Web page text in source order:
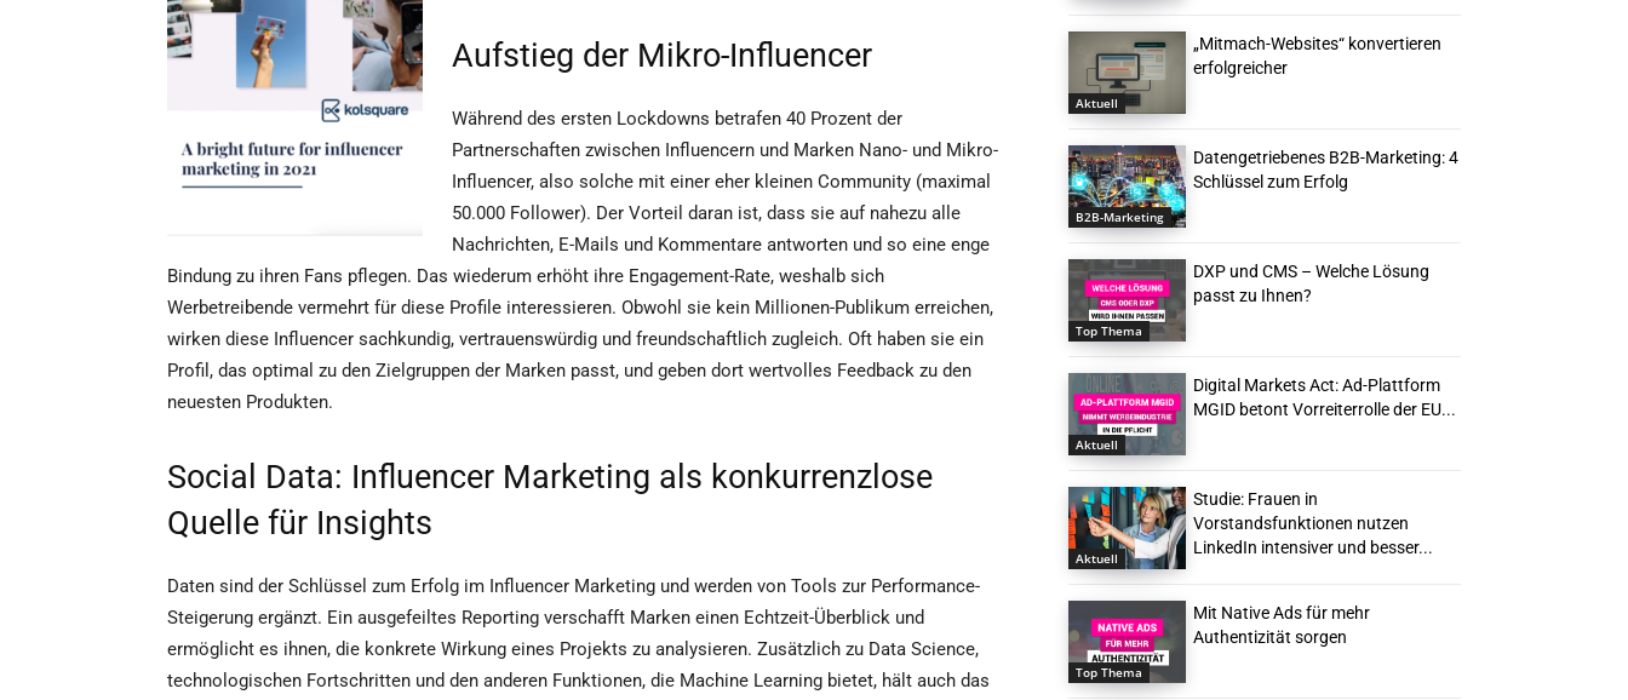
Aufstieg der Mikro-Influencer
Während des ersten Lockdowns betrafen 40 Prozent der
Partnerschaften zwischen Influencern und Marken Nano- und Mikro-
Influencer, also solche mit einer eher kleinen Community (maximal
50.000 Follower). Der Vorteil daran ist, dass sie auf nahezu alle
Nachrichten, E-Mails und Kommentare antworten und so eine enge
Bindung zu ihren Fans pflegen. Das wiederum erhöht ihre Engagement-Rate, weshalb sich
Werbetreibende vermehrt für diese Profile interessieren. Obwohl sie kein Millionen-Publikum erreichen,
wirken diese Influencer sachkundig, vertrauenswürdig und freundschaftlich zugleich. Oft haben sie ein
Profil, das optimal zu den Zielgruppen der Marken passt, und geben dort wertvolles Feedback zu den
neuesten Produkten.
Social Data: Influencer Marketing als konkurrenzlose
Quelle für Insights
Daten sind der Schlüssel zum Erfolg im Influencer Marketing und werden von Tools zur Performance-
Steigerung ergänzt. Ein ausgefeiltes Reporting verschafft Marken einen Echtzeit-Überblick und
ermöglicht es ihnen, die konkrete Wirkung eines Projekts zu analysieren. Zusätzlich zu Data Science,
technologischen Fortschritten und den anderen Funktionen, die Machine Learning bietet, hält auch das
Aktuell
„Mitmach-Websites“ konvertieren
erfolgreicher
B2B-Marketing
Datengetriebenes B2B-Marketing: 4
Schlüssel zum Erfolg
Top Thema
DXP und CMS – Welche Lösung
passt zu Ihnen?
Aktuell
Digital Markets Act: Ad-Plattform
MGID betont Vorreiterrolle der EU...
Aktuell
Studie: Frauen in
Vorstandsfunktionen nutzen
LinkedIn intensiver und besser...
Top Thema
Mit Native Ads für mehr
Authentizität sorgen